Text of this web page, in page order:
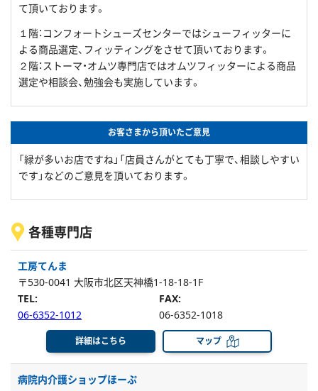
て頂いております。
１階：コンフォートシューズセンターではシューフィッターに
よる商品選定、フィッティングをさせて頂いております。
２階：ストーマ・オムツ専門店ではオムツフィッターによる商品
選定や相談会、勉強会も実施しています。
お客さまから頂いたご意見
「緑が多いお店ですね」「店員さんがとても丁寧で、相談しやすい
です」などのご意見を頂いております。
各種専門店
工房てんま
〒530-0041 大阪市北区天神橋1-18-18-1F
TEL:
06-6352-1012
FAX:
06-6352-1018
詳細はこちら マップ
病院内介護ショップほーぷ